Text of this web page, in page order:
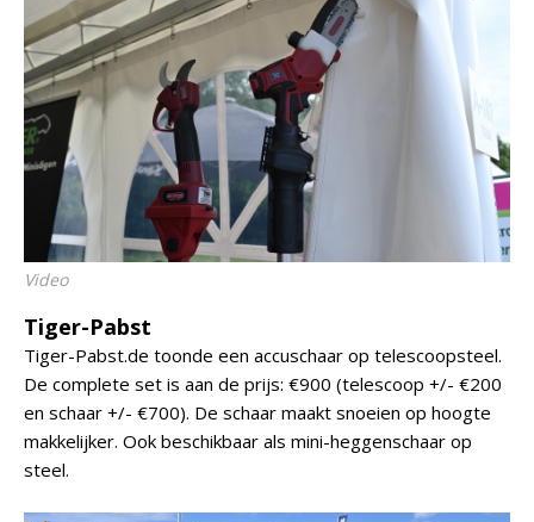
Video
Tiger-Pabst
Tiger-Pabst.de toonde een accuschaar op telescoopsteel.
De complete set is aan de prijs: €900 (telescoop +/- €200
en schaar +/- €700). De schaar maakt snoeien op hoogte
makkelijker. Ook beschikbaar als mini-heggenschaar op
steel.